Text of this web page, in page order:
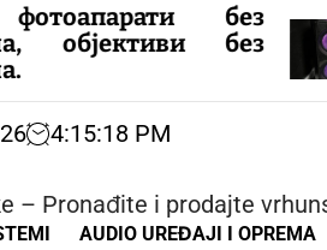
без
без
4:15:19 PM
– Pronađite i prodajte
AUDIO UREĐAJI I OPREMA